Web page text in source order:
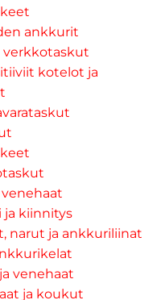
ankkurit
verkkotaskut
kotelot ja
kiinnitys
narut ja ankkuriliinat
venehaat
ja koukut